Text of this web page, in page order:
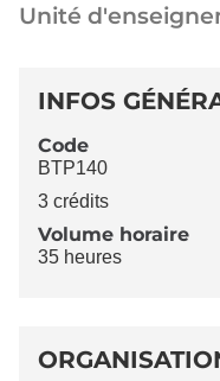
Unité
DÉTAILS
INFOS
Code
BTP140
3 crédits
Volume horaire
35 heures